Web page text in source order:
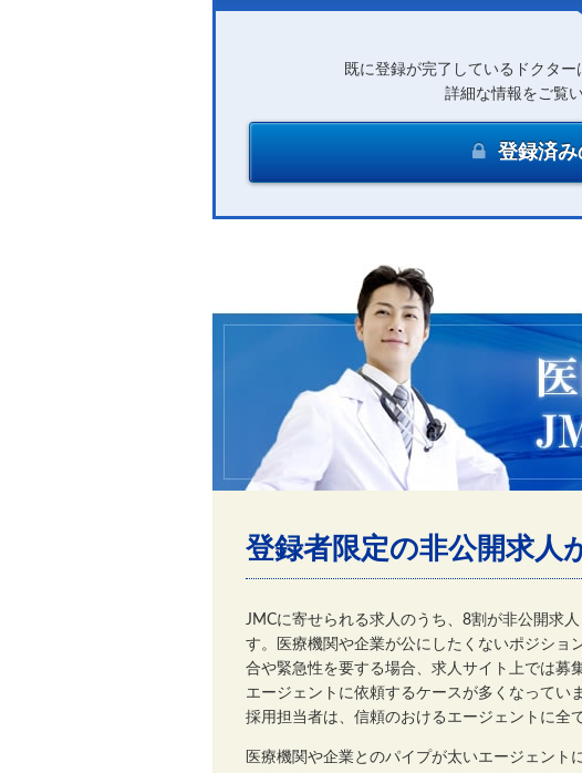
既に登録が完了しているドクター
詳細な情報をご覧
登録済み
登録者限定の非公開求人
JMCに寄せられる求人のうち、8割が非公開求人
す。医療機関や企業が公にしたくないポジショ
合や緊急性を要する場合、求人サイト上では募
エージェントに依頼するケースが多くなってい
採用担当者は、信頼のおけるエージェントに全
医療機関や企業とのパイプが太いエージェント